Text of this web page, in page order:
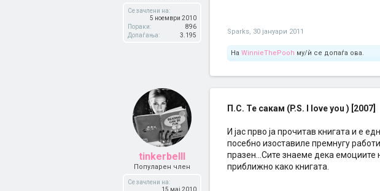
Се зачлени на:
5 ноември 2010
Пораки:
896
Допаѓања:
3.195 Sparks, 30 јануари 2011
На WinnieThePooh му/ѝ се допаѓа ова.
tinkerbelll
Популарен член
Се зачлени на:
15 мај 2010
П.С. Те сакам (P.S. I love you ) [2007]
И јас прво ја прочитав книгата и е
посебно изоставиле премнугу
празен...Сите знаеме дека
приближно како книгата.